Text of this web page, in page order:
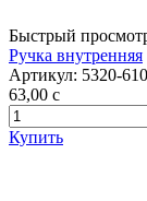
Быстрый
Ручка внутренняя
Артикул: 5320-
63,00 c
Купить